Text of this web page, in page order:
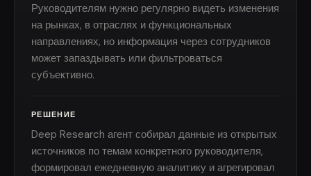
Руководителям нужно регулярно видеть изменения
на рынках, в отраслях и функциональных
направлениях, но информация через сотрудников
может запаздывать или фильтроваться
субъективно.
РЕШЕНИЕ
Deep Research агент собирал данные из открытых
источников по темам конкретного руководителя,
формировал ежедневную аналитику и агрегировал